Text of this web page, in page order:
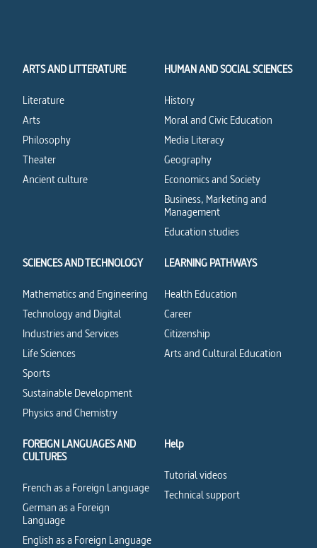
ARTS AND LITTERATURE
Literature
Arts
Philosophy
Theater
Ancient culture
HUMAN AND SOCIAL SCIENCES
History
Moral and Civic Education
Media Literacy
Geography
Economics and Society
Business, Marketing and
Management
Education studies
SCIENCES AND TECHNOLOGY
Mathematics and Engineering
Technology and Digital
Industries and Services
Life Sciences
Sports
Sustainable Development
Physics and Chemistry
LEARNING PATHWAYS
Health Education
Career
Citizenship
Arts and Cultural Education
FOREIGN LANGUAGES AND
CULTURES
French as a Foreign Language
German as a Foreign
Language
English as a Foreign Language
Help
Tutorial videos
Technical support